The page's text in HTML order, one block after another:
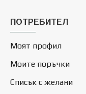
ПОТРЕБИТЕЛ
Моят профил
Моите поръчки
Списък с желани